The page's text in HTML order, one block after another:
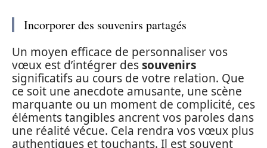
Incorporer des souvenirs partagés
Un moyen efficace de personnaliser vos
vœux est d’intégrer dessouvenirs
significatifs au cours de votre relation. Que
ce soit une anecdote amusante, une scène
marquante ou un moment de complicité, ces
éléments tangibles ancrent vos paroles dans
une réalité vécue. Cela rendra vos vœux plus
authentiques et touchants. Il est souvent